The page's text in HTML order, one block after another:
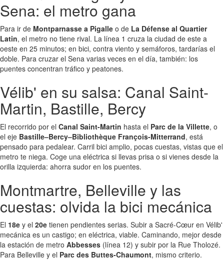
Sena: el metro gana
Para ir de Montparnasse a Pigalle o de La Défense al Quartier
Latin, el metro no tiene rival. La línea 1 cruza la ciudad de este a
oeste en 25 minutos; en bici, contra viento y semáforos, tardarías el
doble. Para cruzar el Sena varias veces en el día, también: los
puentes concentran tráfico y peatones.
Vélib' en su salsa: Canal Saint-
Martin, Bastille, Bercy
El recorrido por el Canal Saint-Martin hasta el Parc de la Villette, o
el eje Bastille–Bercy–Bibliothèque François-Mitterrand, está
pensado para pedalear. Carril bici amplio, pocas cuestas, vistas que el
metro te niega. Coge una eléctrica si llevas prisa o si vienes desde la
orilla izquierda: ahorra sudor en los puentes.
Montmartre, Belleville y las
cuestas: olvida la bici mecánica
El 18e y el 20e tienen pendientes serias. Subir a Sacré-Cœur en Vélib'
mecánica es un castigo; en eléctrica, viable. Caminando, mejor desde
la estación de metro Abbesses (línea 12) y subir por la Rue Tholozé.
Para Belleville y el Parc des Buttes-Chaumont, mismo criterio.